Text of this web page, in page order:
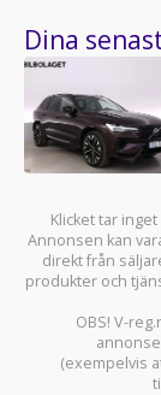
Dina
Klicket tar
Annonsen kan
direkt från
produkter och
OBS! V-
(exempelvis